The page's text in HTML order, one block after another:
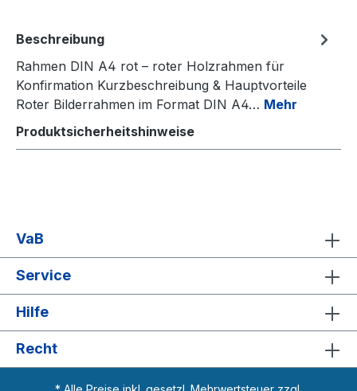
Beschreibung
Rahmen DIN A4 rot – roter Holzrahmen für
Konfirmation Kurzbeschreibung & Hauptvorteile
Roter Bilderrahmen im Format DIN A4… Mehr
Produktsicherheitshinweise
VaB
Service
Hilfe
Recht